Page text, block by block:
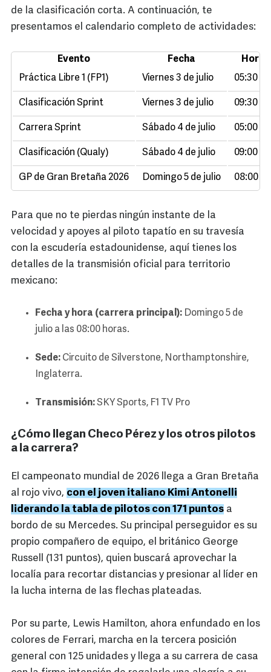
de la clasificación corta. A continuación, te
presentamos el calendario completo de actividades:
Evento Fecha
Práctica Libre 1 (FP1)
Viernes 3 de julio 05:30
Clasificación Sprint Viernes 3 de julio 09:30
Carrera Sprint Sábado 4 de julio 05:00
Clasificación (Qualy) Sábado 4 de julio 09:00
GP de Gran Bretaña 2026 Domingo 5 de julio 08:00
Para que no te pierdas ningún instante de la
velocidad y apoyes al piloto tapatío en su travesía
con la escudería estadounidense, aquí tienes los
detalles de la transmisión oficial para territorio
mexicano:
Fecha y hora (carrera principal): Domingo 5 de
julio a las 08:00 horas.
Sede: Circuito de Silverstone, Northamptonshire,
Inglaterra.
Transmisión:SKY Sports, F1 TV Pro
¿Cómo llegan Checo Pérez y los otros pilotos
a la carrera?
El campeonato mundial de 2026 llega a Gran Bretaña
al rojo vivo, con el joven italiano Kimi Antonelli
liderando la tabla de pilotos con 171 puntos a
bordo de su Mercedes. Su principal perseguidor es su
propio compañero de equipo, el británico George
Russell (131 puntos), quien buscará aprovechar la
localía para recortar distancias y presionar al líder en
la lucha interna de las flechas plateadas.
Por su parte, Lewis Hamilton, ahora enfundado en los
colores de Ferrari, marcha en la tercera posición
general con 125 unidades y llega a su carrera de casa